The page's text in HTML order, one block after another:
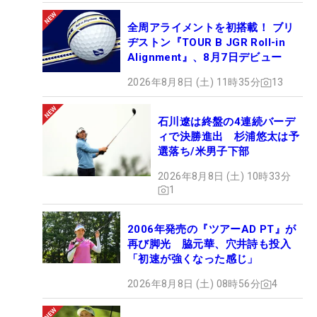
全周アライメントを初搭載！ ブリ
ヂストン『TOUR B JGR Roll-in
Alignment』、8月7日デビュー
2026年8月8日 (土) 11時35分 13
石川遼は終盤の4連続バーデ
ィで決勝進出 杉浦悠太は予
選落ち/米男子下部
2026年8月8日 (土) 10時33分
1
2006年発売の『ツアーAD PT』が
再び脚光 脇元華、穴井詩も投入
「初速が強くなった感じ」
2026年8月8日 (土) 08時56分 4